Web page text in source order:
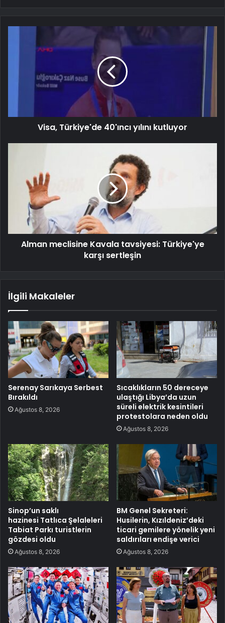
Visa, Türkiye'de 40'ıncı yılını kutluyor
Alman meclisine Kavala tavsiyesi: Türkiye'ye
karşı sertleşin
İlgili Makaleler
Serenay Sarıkaya Serbest
Bırakıldı
Ağustos 8, 2026
Sıcaklıkların 50 dereceye
ulaştığı Libya’da uzun
süreli elektrik kesintileri
protestolara neden oldu
Ağustos 8, 2026
Sinop’un saklı
hazinesi Tatlıca Şelaleleri
Tabiat Parkı turistlerin
gözdesi oldu
Ağustos 8, 2026
BM Genel Sekreteri:
Husilerin, Kızıldeniz’deki
ticari gemilere yönelik yeni
saldırıları endişe verici
Ağustos 8, 2026